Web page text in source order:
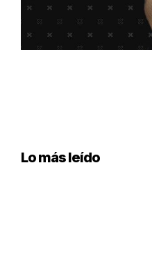
Lo más leído